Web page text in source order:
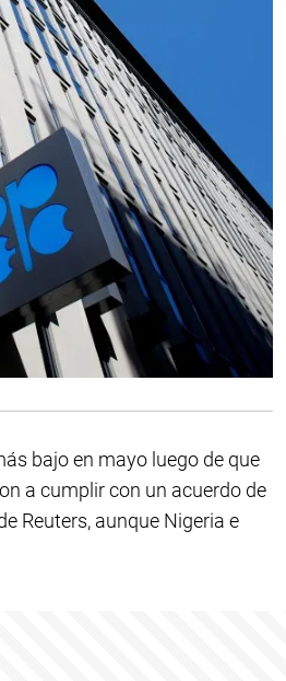
bajo en mayo luego de que
a cumplir con un acuerdo de
Reuters, aunque Nigeria e